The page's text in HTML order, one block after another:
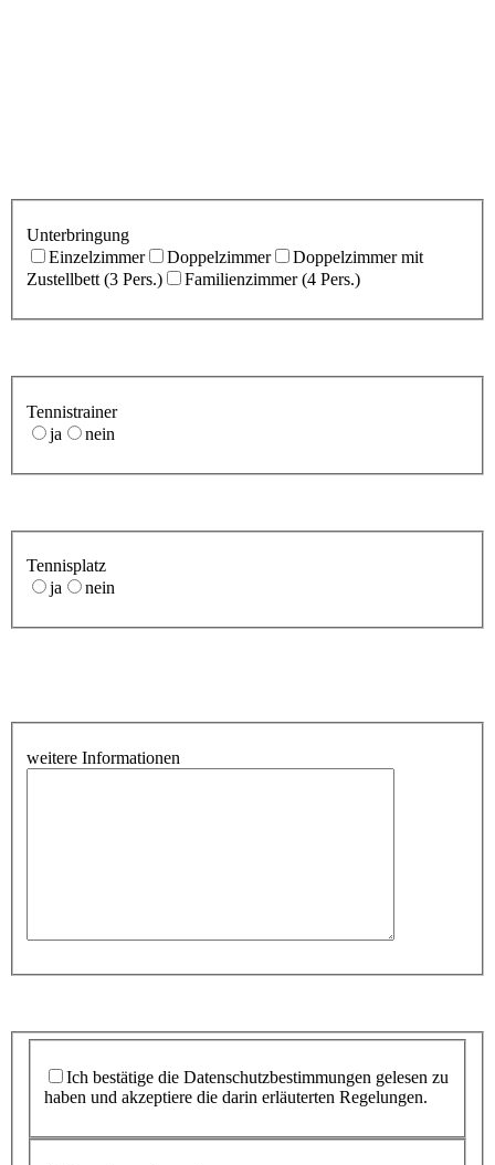
Unterbringung
Einzelzimmer
Doppelzimmer
Doppelzimmer mit
Zustellbett (3 Pers.)
Familienzimmer (4 Pers.)
Tennistrainer
ja
nein
Tennisplatz
ja
nein
weitere Informationen
Ich bestätige die Datenschutzbestimmungen gelesen zu
haben und akzeptiere die darin erläuterten Regelungen.